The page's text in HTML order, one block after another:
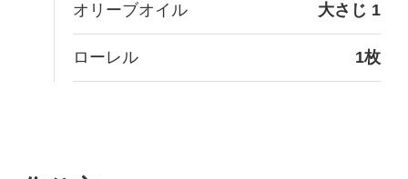
オリーブオイル 大さじ 1
ローレル 1枚